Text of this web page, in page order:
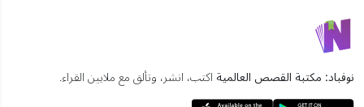
نوفباد: مكتبة القصص العالمية اكتب، انشر، وتألق مع ملايين القراء.